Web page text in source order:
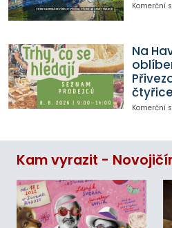
Komerční
Na
Komerční
Kam vyrazit -